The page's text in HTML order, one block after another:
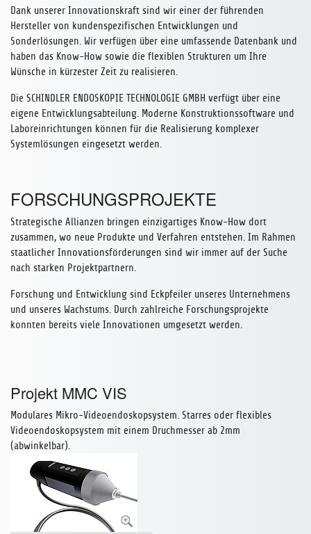
Dank unserer Innovationskraft sind wir einer der führenden
Hersteller von kundenspezifischen ­Entwicklungen und
Sonderlösungen. Wir verfügen über eine umfassende Datenbank und
haben das Know-How sowie die flexiblen Strukturen um Ihre
Wünsche in kürzester Zeit zu realisieren.
Die SCHINDLER ENDOSKOPIE TECHNOLOGIE GMBH verfügt über eine
eigene Entwicklungsabteilung. Moderne Konstruktionssoftware und
Laboreinrichtungen können für die Realisierung komplexer
Systemlösungen eingesetzt werden.
FORSCHUNGSPROJEKTE
Strategische Allianzen bringen einzigartiges Know-How dort
zusammen, wo neue Produkte und Verfahren entstehen. Im Rahmen
staatlicher Innovationsförderungen sind wir immer auf der Suche
nach starken Projektpartnern.
Forschung und Entwicklung sind Eckpfeiler unseres Unternehmens
und unseres Wachstums. Durch zahlreiche Forschungsprojekte
konnten bereits viele Innovationen umgesetzt werden.
Projekt MMC VIS
Modulares Mikro-Videoendoskopsystem. Starres oder flexibles
Videoendoskopsystem mit einem Druchmesser ab 2mm
(abwinkelbar).